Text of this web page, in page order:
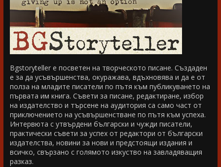
Bgstoryteller е посветен на творческото писане. Създаден
е за да усъвършенства, окуражава, вдъхновява и да е от
полза на младите писатели по пътя към публикуването на
първата им книга. Съвети за писане, редактиране, избор
на издателство и търсене на аудитория са само част от
приключението на усъвършенстване по пътя към успеха.
Интервюта с утвърдени български и чужди писатели,
практически съвети за успех от редактори от български
издателства, новини за нови и предстоящи издания и
всичко, свързано с голямото изкуство на завладяващия
разказ.